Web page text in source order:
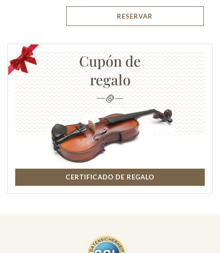
RESERVAR
Cupón de
regalo
CERTIFICADO DE REGALO